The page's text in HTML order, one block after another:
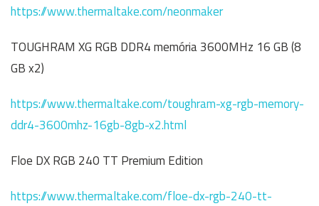
https://www.thermaltake.com/neonmaker
TOUGHRAM XG RGB DDR4 memória 3600MHz 16 GB (8
GB x2)
https://www.thermaltake.com/toughram-xg-rgb-memory-
ddr4-3600mhz-16gb-8gb-x2.html
Floe DX RGB 240 TT Premium Edition
https://www.thermaltake.com/floe-dx-rgb-240-tt-